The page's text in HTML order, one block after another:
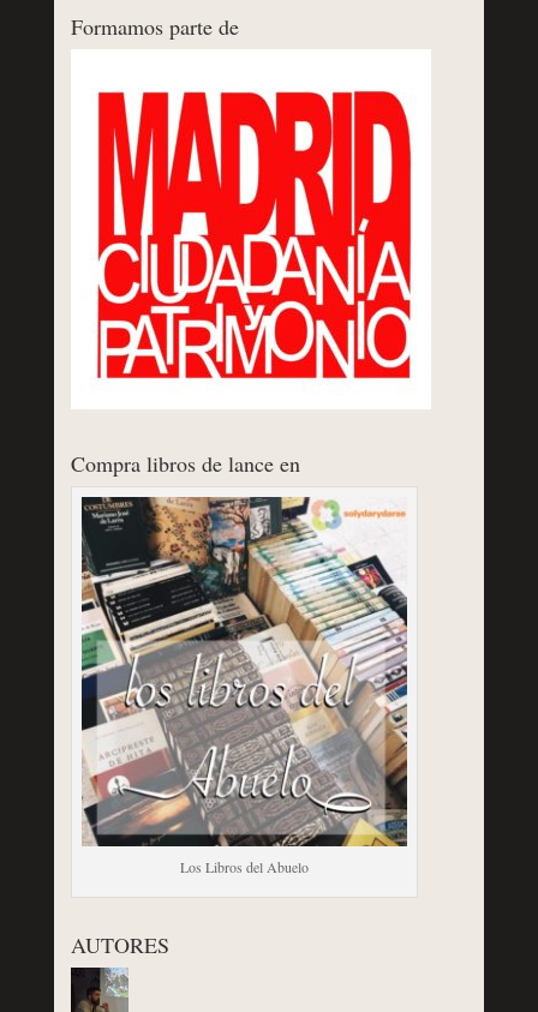
Formamos parte de
Compra libros de lance en
Los Libros del Abuelo
AUTORES